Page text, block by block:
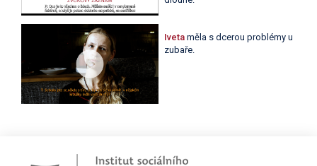
Ivetaměla s dcerou problémy u
zubaře.